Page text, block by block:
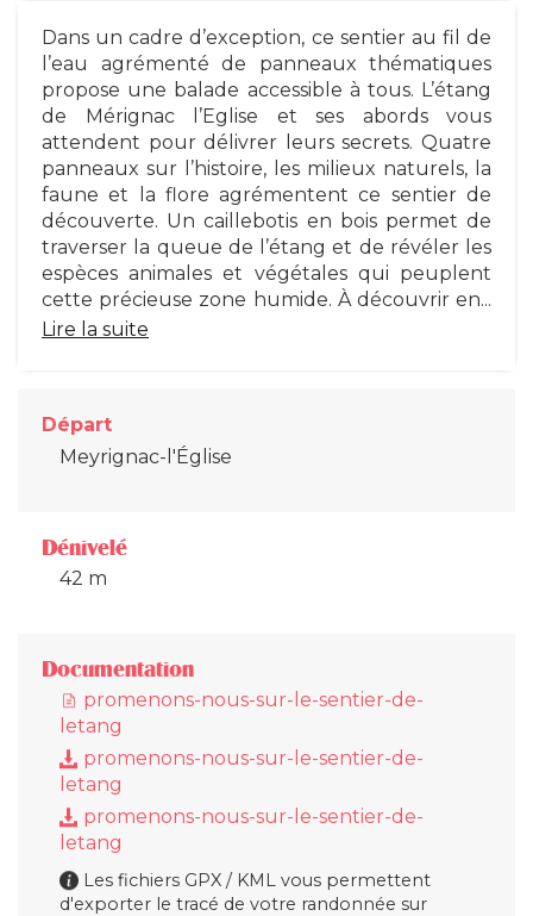
Dans un cadre d’exception, ce sentier au fil de
l’eau agrémenté de panneaux thématiques
propose une balade accessible à tous. L’étang
de Mérignac l’Eglise et ses abords vous
attendent pour délivrer leurs secrets. Quatre
panneaux sur l’histoire, les milieux naturels, la
faune et la flore agrémentent ce sentier de
découverte. Un caillebotis en bois permet de
traverser la queue de l’étang et de révéler les
espèces animales et végétales qui peuplent
cette précieuse zone humide. À découvrir en...
Lire la suite
Départ
Meyrignac-l'Église
Dénivelé
42 m
Documentation
promenons-nous-sur-le-sentier-de-
letang
promenons-nous-sur-le-sentier-de-
letang
promenons-nous-sur-le-sentier-de-
letang
Les fichiers GPX / KML vous permettent
d'exporter le tracé de votre randonnée sur